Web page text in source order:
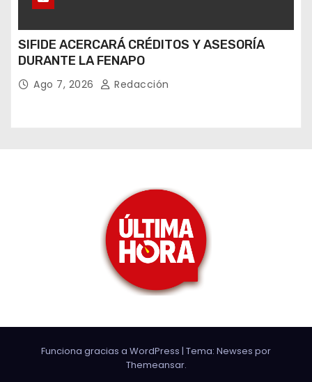
SIFIDE ACERCARÁ CRÉDITOS Y ASESORÍA
DURANTE LA FENAPO
Ago 7, 2026 Redacción
Funciona gracias a WordPress | Tema: Newses por
Themeansar.